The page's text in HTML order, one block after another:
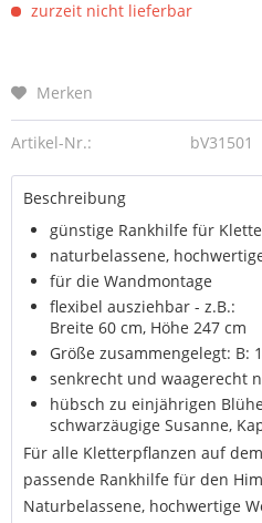
zurzeit nicht lieferbar
Merken
Artikel-Nr.: bV31501
Beschreibung
günstige Rankhilfe für
naturbelassene,
für die Wandmontage
flexibel ausziehbar - z.B.:
Breite 60 cm, Höhe 247 cm
Größe zusammengelegt: B:
senkrecht und waagerecht
hübsch zu einjährigen
schwarzäugige Susanne,
Für alle Kletterpflanzen auf
passende Rankhilfe für den
Naturbelassene, hochwertige